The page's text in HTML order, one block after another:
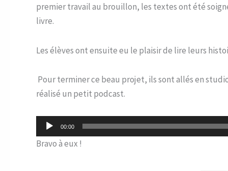
premier travail au brouillon, les textes ont été
livre.
Les élèves ont ensuite eu le plaisir de lire leurs
Pour terminer ce beau projet, ils sont allés en
réalisé un petit podcast.
Lecteur
audio
00:00
Bravo à eux !